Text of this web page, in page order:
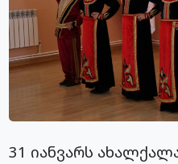
31 იანვარს